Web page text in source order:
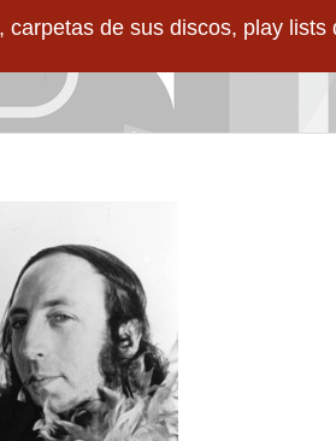
de sus discos, play